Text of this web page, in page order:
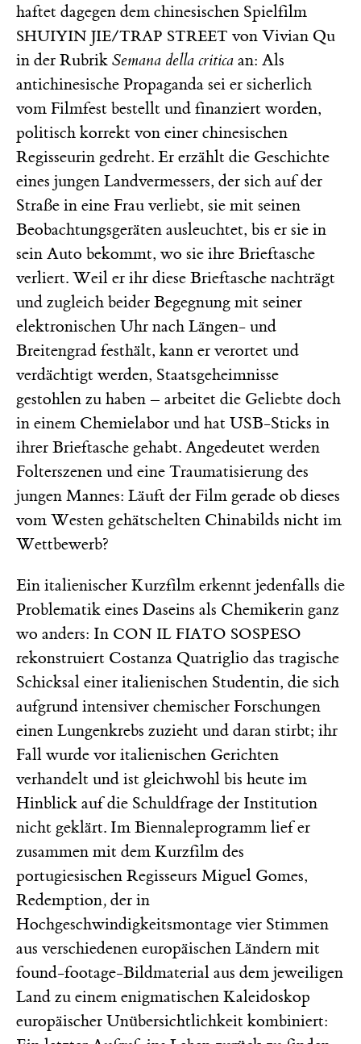
haftet dagegen dem chinesischen Spielfilm
SHUIYIN JIE/TRAP STREET von Vivian Qu
in der Rubrik Semana della critica an: Als
antichinesische Propaganda sei er sicherlich
vom Filmfest bestellt und finanziert worden,
politisch korrekt von einer chinesischen
Regisseurin gedreht. Er erzählt die Geschichte
eines jungen Landvermessers, der sich auf der
Straße in eine Frau verliebt, sie mit seinen
Beobachtungsgeräten ausleuchtet, bis er sie in
sein Auto bekommt, wo sie ihre Brieftasche
verliert. Weil er ihr diese Brieftasche nachträgt
und zugleich beider Begegnung mit seiner
elektronischen Uhr nach Längen- und
Breitengrad festhält, kann er verortet und
verdächtigt werden, Staatsgeheimnisse
gestohlen zu haben – arbeitet die Geliebte doch
in einem Chemielabor und hat USB-Sticks in
ihrer Brieftasche gehabt. Angedeutet werden
Folterszenen und eine Traumatisierung des
jungen Mannes: Läuft der Film gerade ob dieses
vom Westen gehätschelten Chinabilds nicht im
Wettbewerb?
Ein italienischer Kurzfilm erkennt jedenfalls die
Problematik eines Daseins als Chemikerin ganz
wo anders: In CON IL FIATO SOSPESO
rekonstruiert Costanza Quatriglio das tragische
Schicksal einer italienischen Studentin, die sich
aufgrund intensiver chemischer Forschungen
einen Lungenkrebs zuzieht und daran stirbt; ihr
Fall wurde vor italienischen Gerichten
verhandelt und ist gleichwohl bis heute im
Hinblick auf die Schuldfrage der Institution
nicht geklärt. Im Biennaleprogramm lief er
zusammen mit dem Kurzfilm des
portugiesischen Regisseurs Miguel Gomes,
Redemption, der in
Hochgeschwindigkeitsmontage vier Stimmen
aus verschiedenen europäischen Ländern mit
found-footage-Bildmaterial aus dem jeweiligen
Land zu einem enigmatischen Kaleidoskop
europäischer Unübersichtlichkeit kombiniert: